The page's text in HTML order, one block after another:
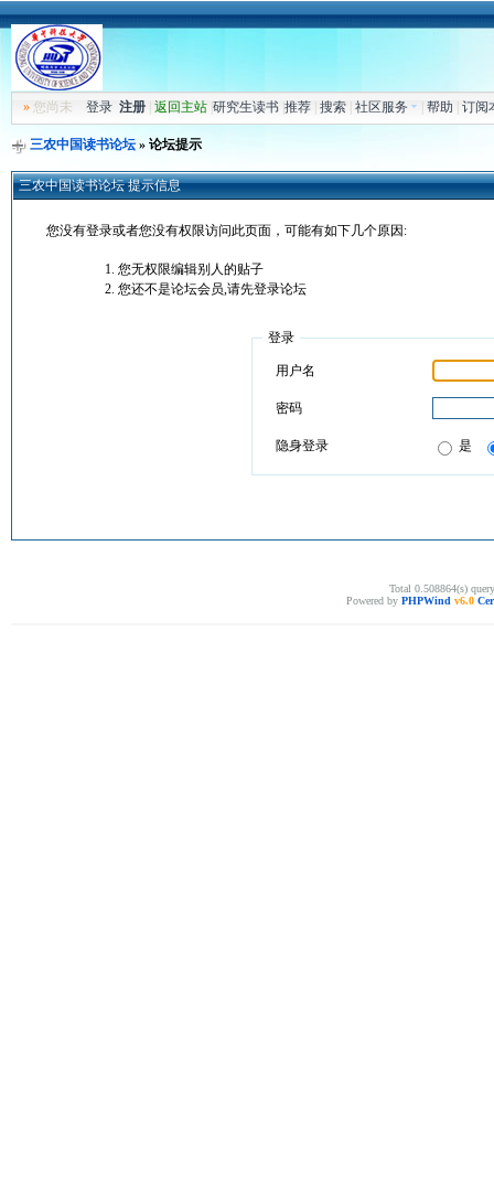
»您尚未 登录 注册| 返回主站| 研究生读书| 推荐| 搜索| 社区服务 帮助 订阅
三农中国读书论坛» 论坛提示
三农中国读书论坛 提示信息
您没有登录或者您没有权限访问此页面，可能有如下几个原因:
您无权限编辑别人的贴子
您还不是论坛会员,请先登录论坛
登录
用户名
密码
隐身登录 是
Total 0.508864(s)
Powered by PHPWind v6.0